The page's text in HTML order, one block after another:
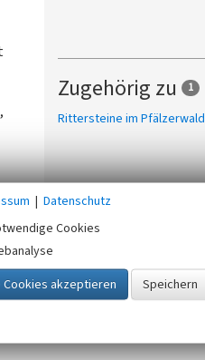
Zugehörig zu 1
Rittersteine im Pfälzerwald
| Datenschutz
Cookies